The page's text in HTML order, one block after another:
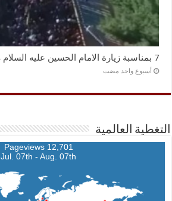
7 بمناسبة زيارة الامام الحسين عليه السلام زيارة الاربعين فيديو
‏أسبوع واحد مضت
التغطية العالمية
12,701 Pageviews
Jul. 07th - Aug. 07th